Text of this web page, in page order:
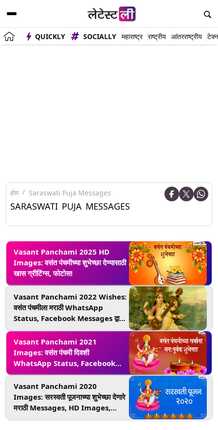
QUICKLY SOCIALLY महाराष्ट्र राष्ट्रीय आंतरराष्ट्रीय
होम Saraswati Puja Messages
SARASWATI PUJA MESSAGES
Vasant Panchami 2025 HD
Images: वसंत पंचमीच्या शुभेच्छा देण्यासाठी
खास ग्रीटिंग्स, फोटोस!
Vasant Panchami 2022 Wishes:
वसंत पंचमीला मराठी WhatsApp
Status, Facebook Messages द्वारा
द्या खास शुभेच्छा, साजरा करा ज्ञानदेवता
सरस्वतीदेवीचा जन्मदिन!
Vasant Panchami 2021
Images: वसंत पंचमी दिवशी
WhatsApp Status, Facebook
Messages द्वारा शुभेच्छा द्या ज्ञानदेवता
सरस्वतीच्या जन्मदिनाच्या!
Vasant Panchami 2020
Images: सरस्वती पूजनाच्या शुभेच्छा देणारे
मराठी Messages, HD Images,
Greetings, WhatsApp Status